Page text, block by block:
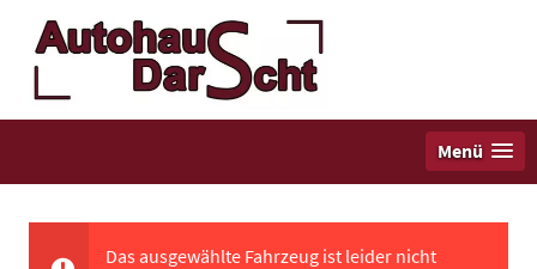
Menü
Das ausgewählte Fahrzeug ist leider nicht